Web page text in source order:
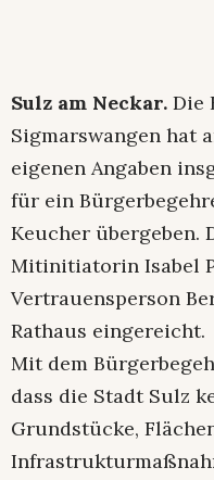
Sulz am Neckar. Die
Sigmarswangen hat
eigenen Angaben
für ein
Keucher übergeben.
Mitinitiatorin Isabel
Vertrauensperson
Rathaus eingereicht.
Mit dem
dass die Stadt Sulz
Grundstücke,